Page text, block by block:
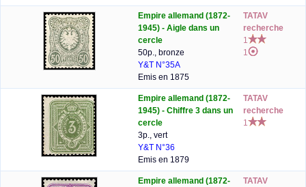
Empire allemand (1872-
1945) - Aigle dans un
cercle
50p., bronze
Y&T N°35A
Emis en 1875
TATAV
recherche
1
1
Empire allemand (1872-
1945) - Chiffre 3 dans un
cercle
3p., vert
Y&T N°36
Emis en 1879
TATAV
recherche
1
Empire allemand (1872- TATAV